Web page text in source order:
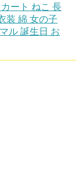
ート ねこ 長
装 綿 女の子
ル 誕生日 お